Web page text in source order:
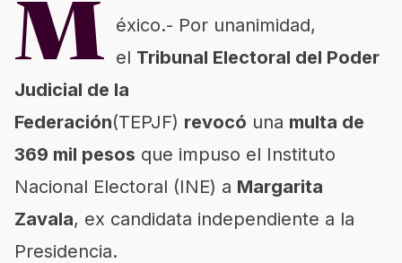
M éxico.- Por unanimidad,
el Tribunal Electoral del Poder
Judicial de la
Federación(TEPJF) revocó una multa de
369 mil pesos que impuso el Instituto
Nacional Electoral (INE) a Margarita
Zavala, ex candidata independiente a la
Presidencia.